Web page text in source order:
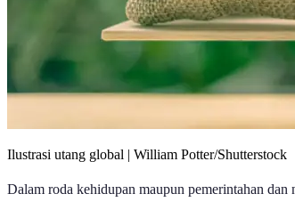
Ilustrasi utang global | William Potter/Shutterstock
Dalam roda kehidupan maupun pemerintahan